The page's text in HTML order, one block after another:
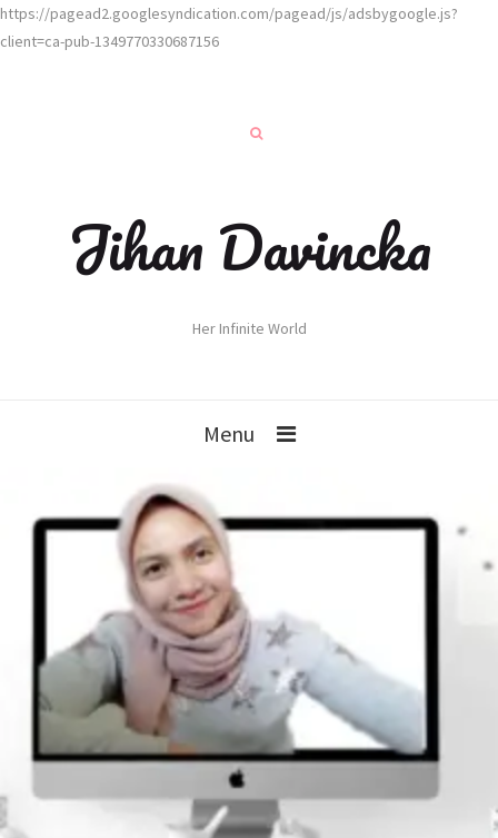
https://pagead2.googlesyndication.com/pagead/js/adsbygoogle.js?
client=ca-pub-1349770330687156
Jihan Davincka
Her Infinite World
Menu